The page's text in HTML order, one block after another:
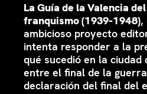
La Guía de la Valencia
franquismo (1939-1948),
ambicioso proyecto
intenta responder a la
qué sucedió en la ciudad
entre el final de la
declaración del final del